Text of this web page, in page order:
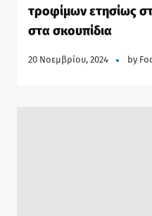
τροφίμων ετησίως
στα σκουπίδια
20 Νοεμβρίου, 2024 by